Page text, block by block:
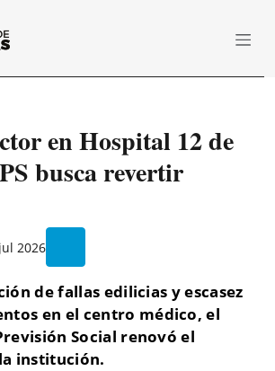
en Hospital 12 de
busca revertir
2026
de fallas edilicias y escasez
en el centro médico, el
Social renovó el
institución.